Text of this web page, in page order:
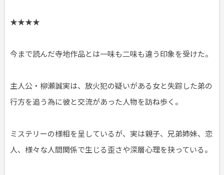
★★★★
今まで読んだ寺地作品とは一味も二味も違う印象を受けた。
主人公・柳瀬誠実は、放火犯の疑いがある女と失踪した弟の
行方を追う為に彼と交流があった人物を訪ね歩く。
ミステリーの様相を呈しているが、実は親子、兄弟姉妹、恋
人、様々な人間関係で生じる歪さや深層心理を抉っている。